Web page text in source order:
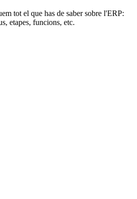
tot el que has de saber sobre l'ERP:
etapes, funcions, etc.